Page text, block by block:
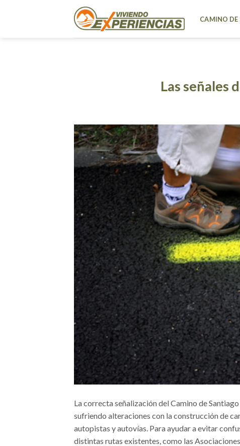
CAMINO
Las señales
La correcta señalización del Camino de
sufriendo alteraciones con la construcción de
autopistas y autovías. Para ayudar a evitar
distintas rutas existentes, como las